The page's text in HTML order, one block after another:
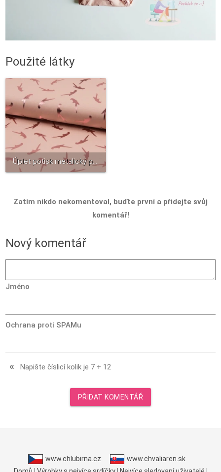
Použité látky
Zatím nikdo nekomentoval, buďte první a přidejte svůj
komentář!
Nový komentář
Jméno
Ochrana proti SPAMu
« Napište číslicí kolik je 7 + 12
PŘIDAT KOMENTÁŘ
www.chlubirna.cz
www.chvaliaren.sk